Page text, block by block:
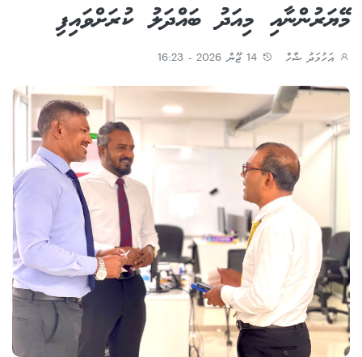
މޭޔަރުންނާއި މިއަދު ބައްދަލު ކުރަށްވައިފި
އަހުމަދު ޝާހް